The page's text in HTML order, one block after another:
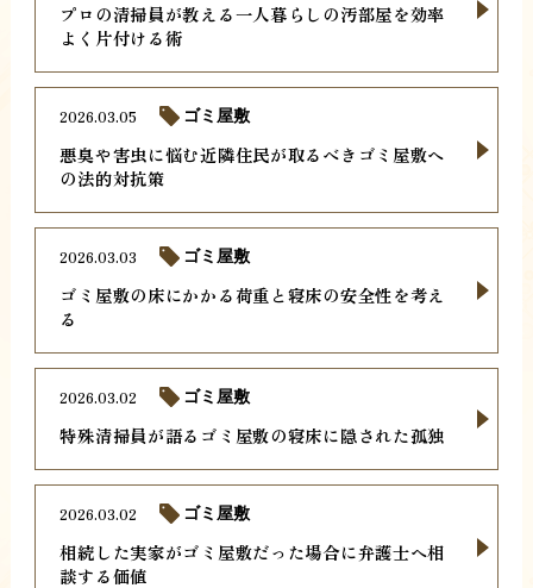
プロの清掃員が教える一人暮らしの汚部屋を効率
よく片付ける術
悪臭や害虫に悩む近隣住民が取るべきゴミ屋敷へ
の法的対抗策
2026.03.05 ゴミ屋敷
ゴミ屋敷の床にかかる荷重と寝床の安全性を考え
る
2026.03.03 ゴミ屋敷
特殊清掃員が語るゴミ屋敷の寝床に隠された孤独
2026.03.02 ゴミ屋敷
相続した実家がゴミ屋敷だった場合に弁護士へ相
談する価値
2026.03.02 ゴミ屋敷